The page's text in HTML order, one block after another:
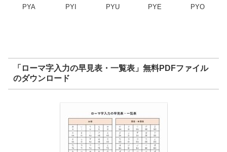
PYA
PYI
PYU
PYE
PYO
「ローマ字入力の早見表・一覧表」無料PDFファイル
のダウンロード